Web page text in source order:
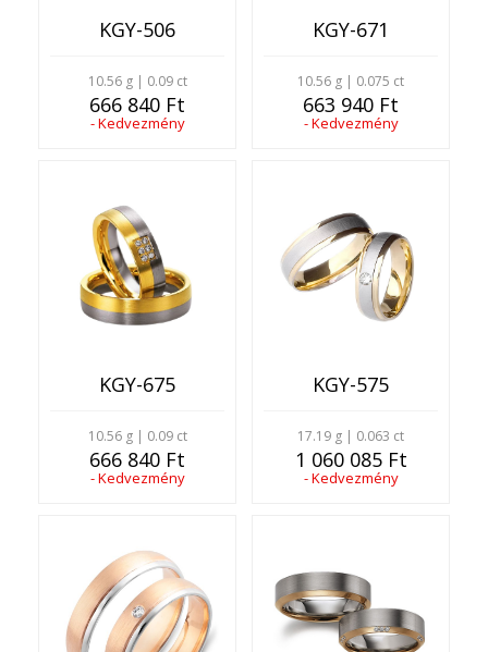
KGY-506
10.56 g | 0.09 ct
666 840 Ft
- Kedvezmény
KGY-671
10.56 g | 0.075 ct
663 940 Ft
- Kedvezmény
KGY-675
10.56 g | 0.09 ct
666 840 Ft
- Kedvezmény
KGY-575
17.19 g | 0.063 ct
1 060 085 Ft
- Kedvezmény